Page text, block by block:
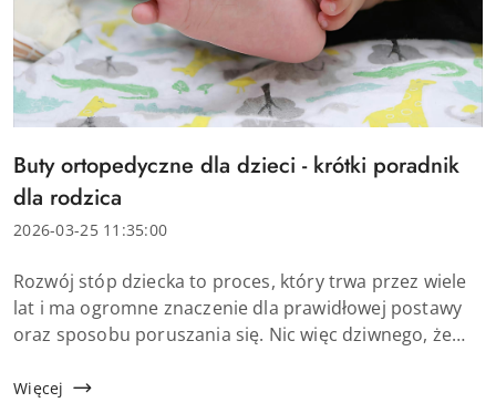
Tytuł
artykułu:
Buty ortopedyczne dla dzieci - krótki poradnik
dla rodzica
Data
2026-03-25 11:35:00
Treść
artykułu:
Rozwój stóp dziecka to proces, który trwa przez wiele
lat i ma ogromne znaczenie dla prawidłowej postawy
oraz sposobu poruszania się. Nic więc dziwnego, że
potrzebuje specjalistycz...
Więcej